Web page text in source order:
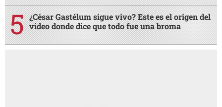
¿César Gastélum sigue vivo? Este es el origen del
video donde dice que todo fue una broma